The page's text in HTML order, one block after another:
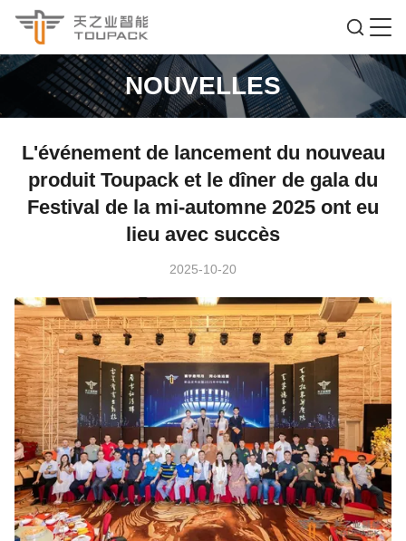
NOUVELLES
L'événement de lancement du nouveau
produit Toupack et le dîner de gala du
Festival de la mi-automne 2025 ont eu
lieu avec succès
2025-10-20